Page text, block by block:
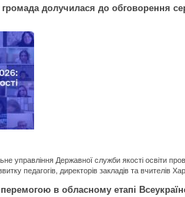
громада долучилася до обговорення
управління Державної служби якості освіти
педагогів, директорів закладів та вчителів
в обласному етапі